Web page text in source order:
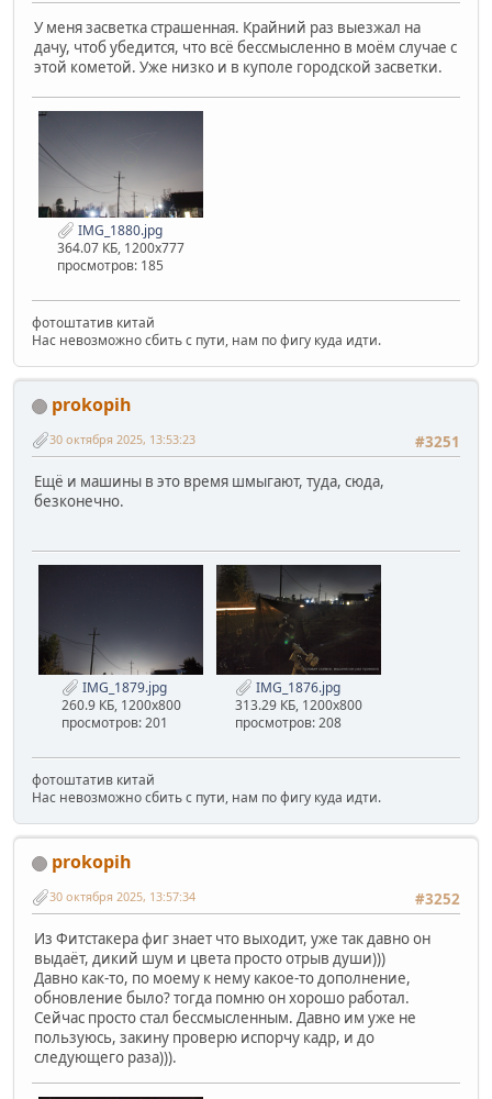
У меня засветка страшенная. Крайний раз выезжал на
дачу, чтоб убедится, что всё бессмысленно в моём случае с
этой кометой. Уже низко и в куполе городской засветки.
IMG_1880.jpg
364.07 КБ, 1200x777
просмотров: 185
фотоштатив китай
Нас невозможно сбить с пути, нам по фигу куда идти.
prokopih
#3251
30 октября 2025, 13:53:23
Ещё и машины в это время шмыгают, туда, сюда,
безконечно.
IMG_1879.jpg
260.9 КБ, 1200x800
просмотров: 201
IMG_1876.jpg
313.29 КБ, 1200x800
просмотров: 208
фотоштатив китай
Нас невозможно сбить с пути, нам по фигу куда идти.
prokopih
#3252
30 октября 2025, 13:57:34
Из Фитстакера фиг знает что выходит, уже так давно он
выдаёт, дикий шум и цвета просто отрыв души)))
Давно как-то, по моему к нему какое-то дополнение,
обновление было? тогда помню он хорошо работал.
Сейчас просто стал бессмысленным. Давно им уже не
пользуюсь, закину проверю испорчу кадр, и до
следующего раза))).